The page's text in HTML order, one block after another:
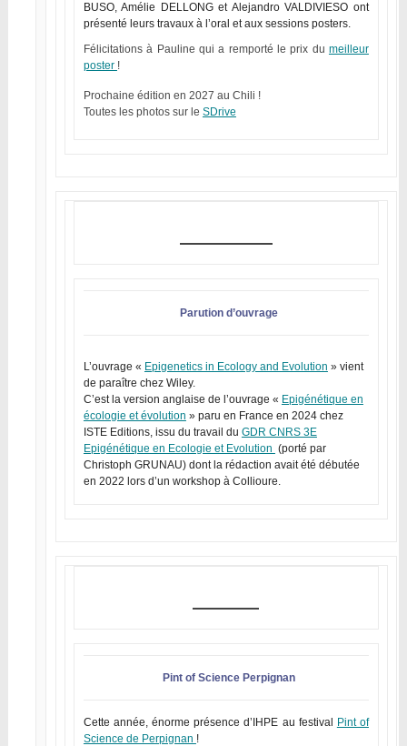
BUSO, Amélie DELLONG et Alejandro VALDIVIESO ont
présenté leurs travaux à l’oral et aux sessions posters.
Félicitations à Pauline qui a remporté le prix du meilleur
poster !
Prochaine édition en 2027 au Chili !
Toutes les photos sur le SDrive
Parution d’ouvrage
L’ouvrage « Epigenetics in Ecology and Evolution » vient
de paraître chez Wiley.
C’est la version anglaise de l’ouvrage « Epigénétique en
écologie et évolution » paru en France en 2024 chez
ISTE Editions, issu du travail du GDR CNRS 3E
Epigénétique en Ecologie et Evolution (porté par
Christoph GRUNAU) dont la rédaction avait été débutée
en 2022 lors d’un workshop à Collioure.
Pint of Science Perpignan
Cette année, énorme présence d’IHPE au festival
Pint of
Science de Perpignan !